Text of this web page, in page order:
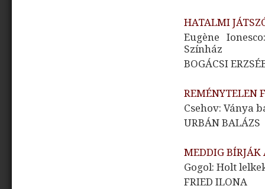
HATALMI
Eugène
Színház
BOGÁCSI
REMÉNYTELEN
Csehov: Ványa
URBÁN BALÁZS
MEDDIG
Gogol: Holt
FRIED ILONA